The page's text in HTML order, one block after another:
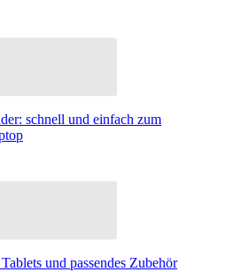
schnell und einfach zum
und passendes Zubehör